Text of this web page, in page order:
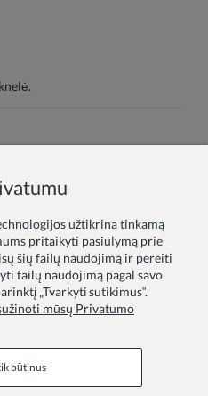
užtikrina tinkamą
pritaikyti pasiūlymą prie
šių failų naudojimą ir pereiti
failų naudojimą pagal savo
„Tvarkyti sutikimus“.
mūsų Privatumo
būtinus